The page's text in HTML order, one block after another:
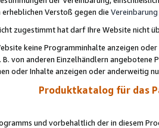
Verstoß gegen die Vereinbarung
zugestimmt hat darf Ihre Website nicht
keine Programminhalte anzeigen
von anderen Einzelhändlern
oder Inhalte anzeigen oder anderweitig
Produktkatalog für das
und vorbehaltlich der in diesem